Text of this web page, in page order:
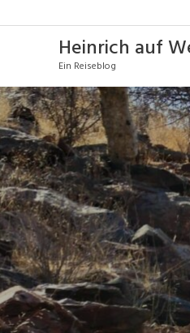
Heinrich auf
Ein Reiseblog